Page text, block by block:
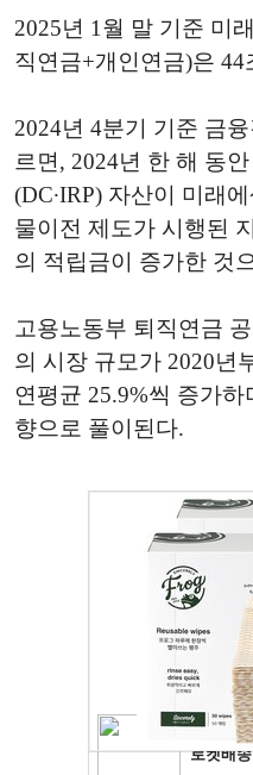
2025년 1월 말 기준 미
직연금+개인연금)은 44
2024년 4분기 기준 금
르면, 2024년 한 해 동
(DC∙IRP) 자산이 미래
물이전 제도가 시행된
의 적립금이 증가한 것
고용노동부 퇴직연금
의 시장 규모가 2020년
연평균 25.9%씩 증가
향으로 풀이된다.